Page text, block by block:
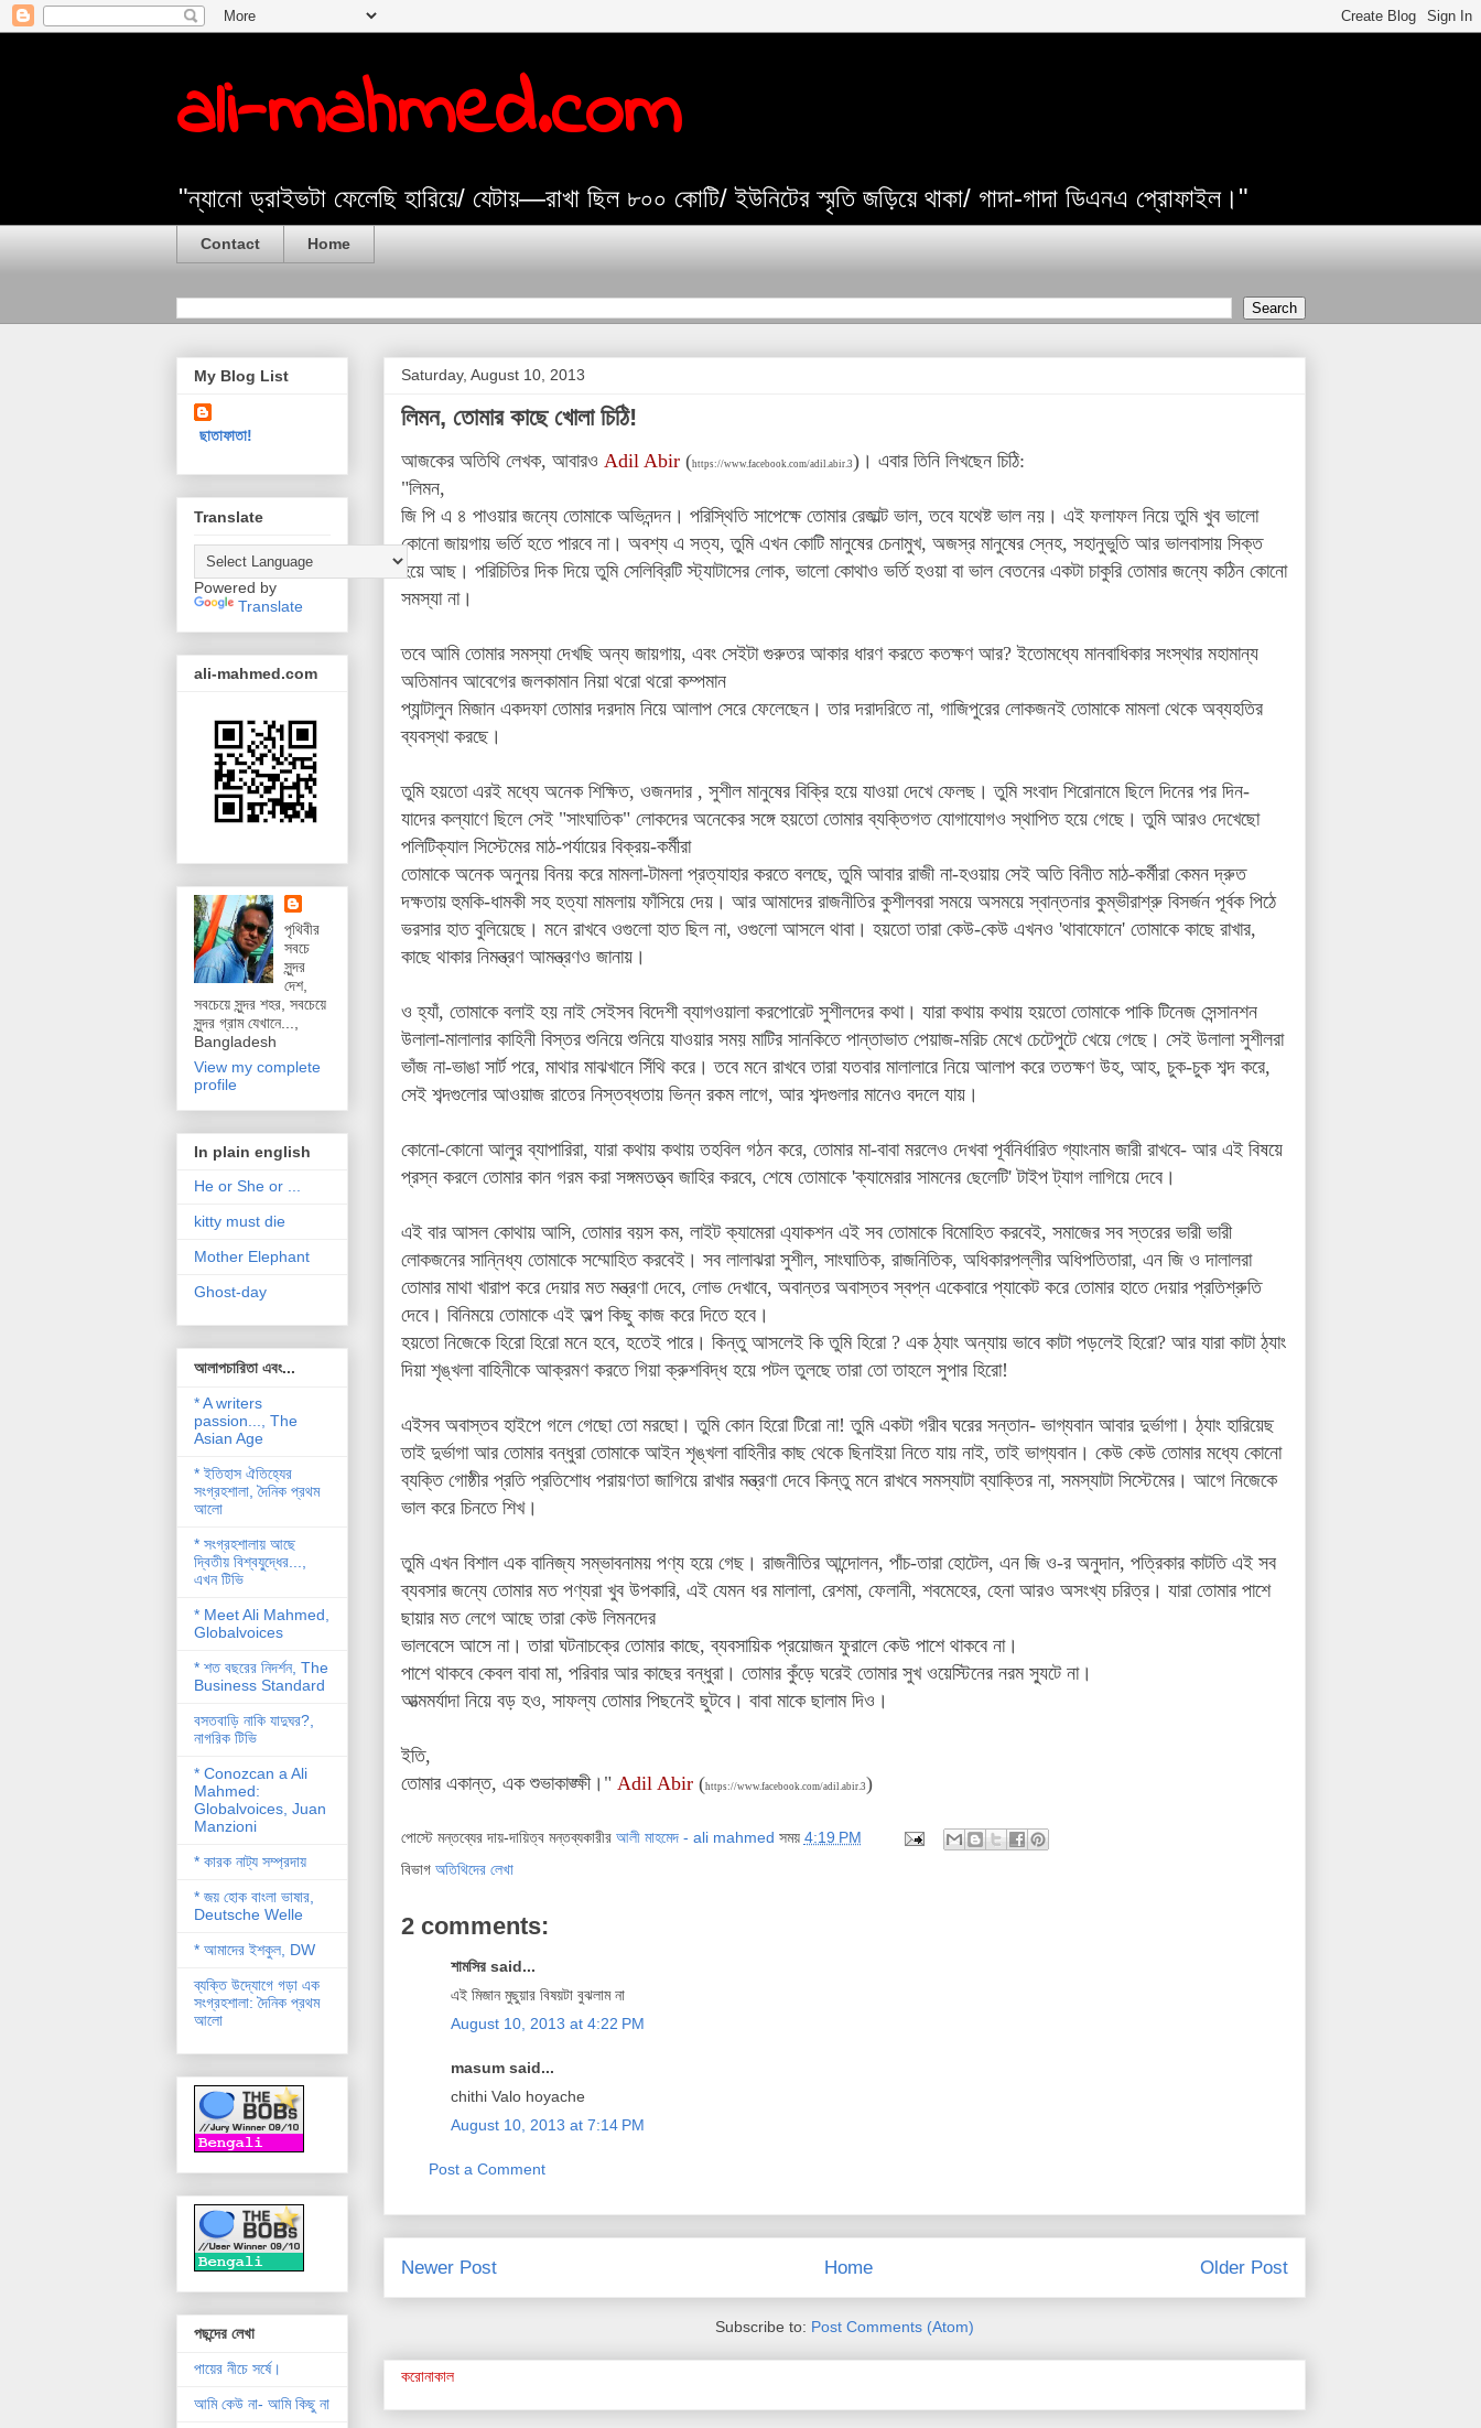
ali-mahmed.com
"ন্যানো ড্রাইভটা ফেলেছি হারিয়ে/ যেটায়—রাখা ছিল ৮০০ কোটি/ ইউনিটের স্মৃতি জড়িয়ে থাকা/ গাদা-গাদা ডিএনএ প্রোফাইল।"
Contact Home
Saturday, August 10, 2013
লিমন, তোমার কাছে খোলা চিঠি!
আজকের অতিথি লেখক, আবারও Adil Abir(https://www.facebook.com/adil.abir.3)। এবার তিনি লিখছেন চিঠি:
"লিমন,
জি পি এ ৪ পাওয়ার জন্যে তোমাকে অভিনন্দন। পরিস্থিতি সাপেক্ষে তোমার রেজাল্ট ভাল, তবে যথেষ্ট ভাল নয়। এই ফলাফল নিয়ে তুমি খুব ভালো
কোনো জায়গায় ভর্তি হতে পারবে না। অবশ্য এ সত্য, তুমি এখন কোটি মানুষের চেনামুখ, অজস্র মানুষের স্নেহ, সহানুভুতি আর ভালবাসায় সিক্ত
হয়ে আছ। পরিচিতির দিক দিয়ে তুমি সেলিব্রিটি স্ট্যাটাসের লোক, ভালো কোথাও ভর্তি হওয়া বা ভাল বেতনের একটা চাকুরি তোমার জন্যে কঠিন কোনো
সমস্যা না।
তবে আমি তোমার সমস্যা দেখছি অন্য জায়গায়, এবং সেইটা গুরুতর আকার ধারণ করতে কতক্ষণ আর? ইতোমধ্যে মানবাধিকার সংস্থার মহামান্য
অতিমানব আবেগের জলকামান নিয়া থরো থরো কম্পমান
প্যান্টালুন মিজান একদফা তোমার দরদাম নিয়ে আলাপ সেরে ফেলেছেন। তার দরাদরিতে না, গাজিপুরের লোকজনই তোমাকে মামলা থেকে অব্যহতির
ব্যবস্থা করছে।
তুমি হয়তো এরই মধ্যে অনেক শিক্ষিত, ওজনদার , সুশীল মানুষের বিক্রি হয়ে যাওয়া দেখে ফেলছ। তুমি সংবাদ শিরোনামে ছিলে দিনের পর দিন-
যাদের কল্যাণে ছিলে সেই "সাংঘাতিক" লোকদের অনেকের সঙ্গে হয়তো তোমার ব্যক্তিগত যোগাযোগও স্থাপিত হয়ে গেছে। তুমি আরও দেখেছো
পলিটিক্যাল সিস্টেমের মাঠ-পর্যায়ের বিক্রয়-কর্মীরা
তোমাকে অনেক অনুনয় বিনয় করে মামলা-টামলা প্রত্যাহার করতে বলছে, তুমি আবার রাজী না-হওয়ায় সেই অতি বিনীত মাঠ-কর্মীরা কেমন দ্রুত
দক্ষতায় হুমকি-ধামকী সহ হত্যা মামলায় ফাঁসিয়ে দেয়। আর আমাদের রাজনীতির কুশীলবরা সময়ে অসময়ে স্বান্তনার কুম্ভীরাশ্রু বিসর্জন পূর্বক পিঠে
ভরসার হাত বুলিয়েছে। মনে রাখবে ওগুলো হাত ছিল না, ওগুলো আসলে থাবা। হয়তো তারা কেউ-কেউ এখনও 'থাবাফোনে' তোমাকে কাছে রাখার,
কাছে থাকার নিমন্ত্রণ আমন্ত্রণও জানায়।
ও হ্যাঁ, তোমাকে বলাই হয় নাই সেইসব বিদেশী ব্যাগওয়ালা করপোরেট সুশীলদের কথা। যারা কথায় কথায় হয়তো তোমাকে পাকি টিনেজ সেন্সানশন
উলালা-মালালার কাহিনী বিস্তর শুনিয়ে শুনিয়ে যাওয়ার সময় মাটির সানকিতে পান্তাভাত পেয়াজ-মরিচ মেখে চেটেপুটে খেয়ে গেছে। সেই উলালা সুশীলরা
ভাঁজ না-ভাঙা সার্ট পরে, মাথার মাঝখানে সিঁথি করে। তবে মনে রাখবে তারা যতবার মালালারে নিয়ে আলাপ করে ততক্ষণ উহ, আহ, চুক-চুক শব্দ করে,
সেই শব্দগুলোর আওয়াজ রাতের নিস্তব্ধতায় ভিন্ন রকম লাগে, আর শব্দগুলার মানেও বদলে যায়।
কোনো-কোনো আলুর ব্যাপারিরা, যারা কথায় কথায় তহবিল গঠন করে, তোমার মা-বাবা মরলেও দেখবা পূর্বনির্ধারিত গ্যাংনাম জারী রাখবে- আর এই বিষয়ে
প্রস্ন করলে তোমার কান গরম করা সঙ্গমতত্ত্ব জাহির করবে, শেষে তোমাকে 'ক্যামেরার সামনের ছেলেটি' টাইপ ট্যাগ লাগিয়ে দেবে।
এই বার আসল কোথায় আসি, তোমার বয়স কম, লাইট ক্যামেরা এ্যাকশন এই সব তোমাকে বিমোহিত করবেই, সমাজের সব স্তরের ভারী ভারী
লোকজনের সান্নিধ্য তোমাকে সম্মোহিত করবেই। সব লালাঝরা সুশীল, সাংঘাতিক, রাজনিতিক, অধিকারপল্লীর অধিপতিতারা, এন জি ও দালালরা
তোমার মাথা খারাপ করে দেয়ার মত মন্ত্রণা দেবে, লোভ দেখাবে, অবান্তর অবাস্তব স্বপ্ন একেবারে প্যাকেট করে তোমার হাতে দেয়ার প্রতিশ্রুতি
দেবে। বিনিময়ে তোমাকে এই অল্প কিছু কাজ করে দিতে হবে।
হয়তো নিজেকে হিরো হিরো মনে হবে, হতেই পারে। কিন্তু আসলেই কি তুমি হিরো ? এক ঠ্যাং অন্যায় ভাবে কাটা পড়লেই হিরো? আর যারা কাটা ঠ্যাং
দিয়া শৃঙ্খলা বাহিনীকে আক্রমণ করতে গিয়া ক্রুশবিদ্ধ হয়ে পটল তুলছে তারা তো তাহলে সুপার হিরো!
এইসব অবাস্তব হাইপে গলে গেছো তো মরছো। তুমি কোন হিরো টিরো না! তুমি একটা গরীব ঘরের সন্তান- ভাগ্যবান আবার দুর্ভাগা। ঠ্যাং হারিয়েছ
তাই দুর্ভাগা আর তোমার বন্ধুরা তোমাকে আইন শৃঙ্খলা বাহিনীর কাছ থেকে ছিনাইয়া নিতে যায় নাই, তাই ভাগ্যবান। কেউ কেউ তোমার মধ্যে কোনো
ব্যক্তি গোষ্ঠীর প্রতি প্রতিশোধ পরায়ণতা জাগিয়ে রাখার মন্ত্রণা দেবে কিন্তু মনে রাখবে সমস্যাটা ব্যাক্তির না, সমস্যাটা সিস্টেমের। আগে নিজেকে
ভাল করে চিনতে শিখ।
তুমি এখন বিশাল এক বানিজ্য সম্ভাবনাময় পণ্য হয়ে গেছ। রাজনীতির আন্দোলন, পাঁচ-তারা হোটেল, এন জি ও-র অনুদান, পত্রিকার কাটতি এই সব
ব্যবসার জন্যে তোমার মত পণ্যরা খুব উপকারি, এই যেমন ধর মালালা, রেশমা, ফেলানী, শবমেহের, হেনা আরও অসংখ্য চরিত্র। যারা তোমার পাশে
ছায়ার মত লেগে আছে তারা কেউ লিমনদের
ভালবেসে আসে না। তারা ঘটনাচক্রে তোমার কাছে, ব্যবসায়িক প্রয়োজন ফুরালে কেউ পাশে থাকবে না।
পাশে থাকবে কেবল বাবা মা, পরিবার আর কাছের বন্ধুরা। তোমার কুঁড়ে ঘরেই তোমার সুখ ওয়েস্টিনের নরম স্যুটে না।
আত্মমর্যাদা নিয়ে বড় হও, সাফল্য তোমার পিছনেই ছুটবে। বাবা মাকে ছালাম দিও।
ইতি,
তোমার একান্ত, এক শুভাকাঙ্ক্ষী।" Adil Abir(https://www.facebook.com/adil.abir.3)
পোস্টে মন্তব্যের দায়-দায়িত্ব মন্তব্যকারীর আলী মাহমেদ - ali mahmed সময় 4:19 PM
বিভাগ অতিথিদের লেখা
2 comments:
শামসির said...
এই মিজান মুছুয়ার বিষয়টা বুঝলাম না
August 10, 2013 at 4:22 PM
masum said...
chithi Valo hoyache
August 10, 2013 at 7:14 PM
Post a Comment
Newer Post Older Post
Home
Subscribe to: Post Comments (Atom)
করোনাকাল
My Blog List
ছাতাফাতা!
Translate
Powered by
Translate
ali-mahmed.com
পৃথিবীর
সবচে
সুন্দর
দেশ,
সবচেয়ে সুন্দর শহর, সবচেয়ে
সুন্দর গ্রাম যেখানে...,
Bangladesh
View my complete
profile
In plain english
He or She or ...
kitty must die
Mother Elephant
Ghost-day
আলাপচারিতা এবং...
* A writers
passion..., The
Asian Age
* ইতিহাস ঐতিহ্যের
সংগ্রহশালা, দৈনিক প্রথম
আলো
* সংগ্রহশালায় আছে
দ্বিতীয় বিশ্বযু্দ্ধের...,
এখন টিভি
* Meet Ali Mahmed,
Globalvoices
* শত বছরের নিদর্শন, The
Business Standard
বসতবাড়ি নাকি যাদুঘর?,
নাগরিক টিভি
* Conozcan a Ali
Mahmed:
Globalvoices, Juan
Manzioni
* কারক নাট্য সম্প্রদায়
* জয় হোক বাংলা ভাষার,
Deutsche Welle
* আমাদের ইশকুল, DW
ব্যক্তি উদ্যোগে গড়া এক
সংগ্রহশালা: দৈনিক প্রথম
আলো
পছন্দের লেখা
পায়ের নীচে সর্ষে।
আমি কেউ না- আমি কিছু না